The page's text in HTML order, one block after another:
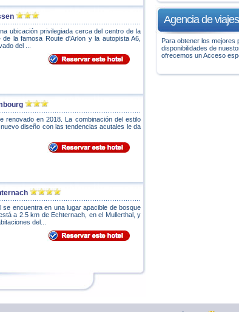
ubicación privilegiada cerca del centro de la
la famosa Route d'Arlon y la autopista A6,
del ...
renovado en 2018. La combinación del estilo
diseño con las tendencias acutales le da
encuentra en una lugar apacible de bosque
a 2.5 km de Echternach, en el Mullerthal, y
del...
Agencia de
Para obtener los mejores
disponibilidades de
ofrecemos un Acceso